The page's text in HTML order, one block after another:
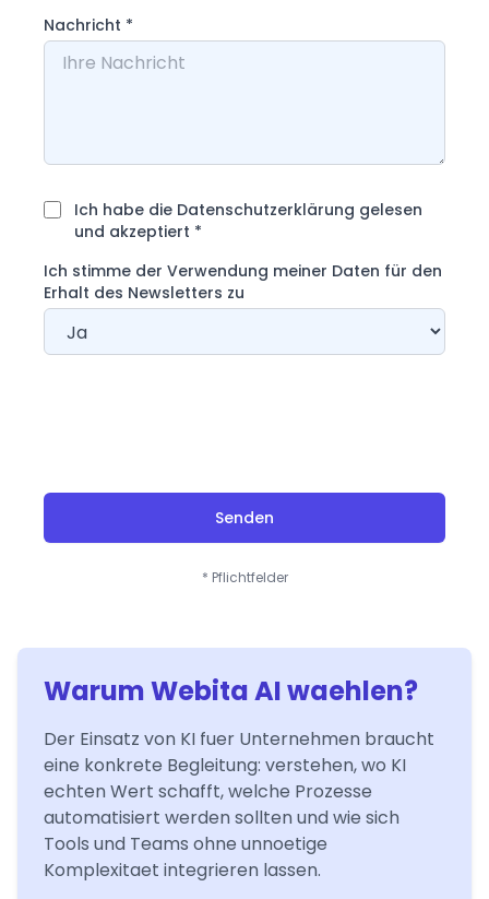
Nachricht *
Ich habe die Datenschutzerklärung gelesen
und akzeptiert *
Ich stimme der Verwendung meiner Daten für den
Erhalt des Newsletters zu
Senden
* Pflichtfelder
Warum Webita AI waehlen?
Der Einsatz von KI fuer Unternehmen braucht
eine konkrete Begleitung: verstehen, wo KI
echten Wert schafft, welche Prozesse
automatisiert werden sollten und wie sich
Tools und Teams ohne unnoetige
Komplexitaet integrieren lassen.